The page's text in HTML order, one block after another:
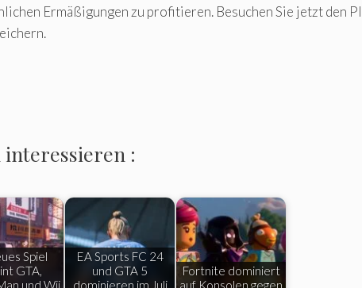
Ermäßigungen zu profitieren. Besuchen Sie jetzt den
interessieren :
Spiel
GTA,
und Wii
EA Sports FC 24
und GTA 5
dominieren im Juli
Fortnite dominiert
auf Konsolen gegen